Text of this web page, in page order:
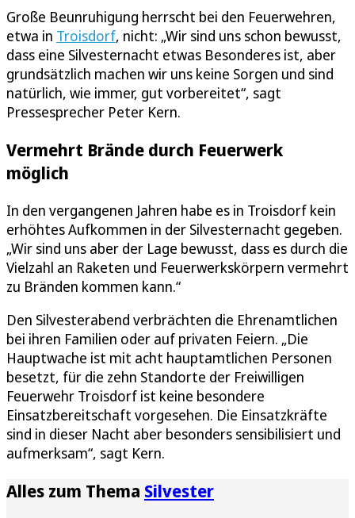
Große Beunruhigung herrscht bei den Feuerwehren,
etwa in Troisdorf, nicht: „Wir sind uns schon bewusst,
dass eine Silvesternacht etwas Besonderes ist, aber
grundsätzlich machen wir uns keine Sorgen und sind
natürlich, wie immer, gut vorbereitet“, sagt
Pressesprecher Peter Kern.
Vermehrt Brände durch Feuerwerk
möglich
In den vergangenen Jahren habe es in Troisdorf kein
erhöhtes Aufkommen in der Silvesternacht gegeben.
„Wir sind uns aber der Lage bewusst, dass es durch die
Vielzahl an Raketen und Feuerwerkskörpern vermehrt
zu Bränden kommen kann.“
Den Silvesterabend verbrächten die Ehrenamtlichen
bei ihren Familien oder auf privaten Feiern. „Die
Hauptwache ist mit acht hauptamtlichen Personen
besetzt, für die zehn Standorte der Freiwilligen
Feuerwehr Troisdorf ist keine besondere
Einsatzbereitschaft vorgesehen. Die Einsatzkräfte
sind in dieser Nacht aber besonders sensibilisiert und
aufmerksam“, sagt Kern.
Alles zum Thema Silvester